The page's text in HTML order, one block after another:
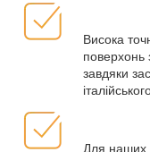
Висока
поверхонь
завдяки
Для наших